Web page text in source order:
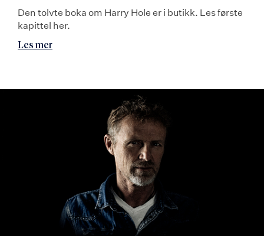
Den tolvte boka om Harry Hole er i butikk. Les første
kapittel her.
Les mer